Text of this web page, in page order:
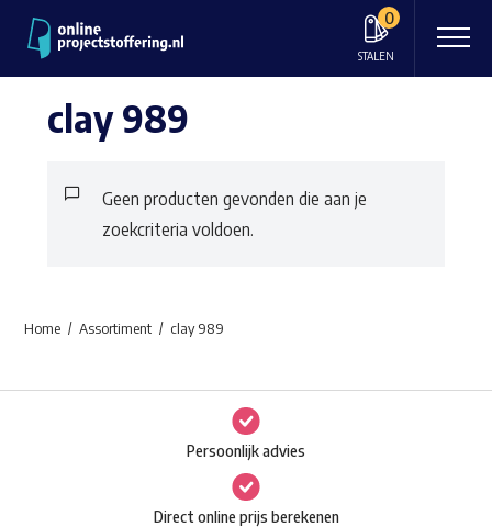
0
STALEN
clay 989
Geen producten gevonden die aan je
zoekcriteria voldoen.
Home Assortiment clay 989
Persoonlijk advies
Direct online prijs berekenen